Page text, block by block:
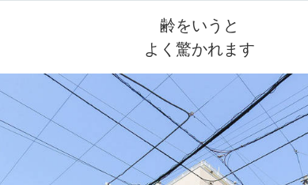
齢をいうと
よく驚かれます